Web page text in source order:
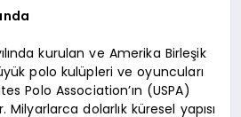
kurulan ve Amerika Birleşik
polo kulüpleri ve oyuncuları
Polo Association’ın (USPA)
Milyarlarca dolarlık küresel yapısı